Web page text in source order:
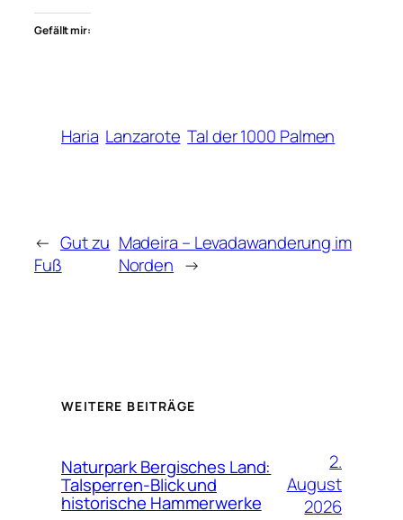
Gefällt mir:
Haria Lanzarote Tal der 1000 Palmen
← Gut zu
Fuß
Madeira – Levadawanderung im
Norden →
WEITERE BEITRÄGE
Naturpark Bergisches Land:
Talsperren-Blick und
historische Hammerwerke
2.
August
2026